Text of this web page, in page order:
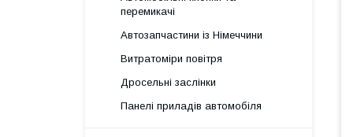
перемикачі
Автозапчастини із Німеччини
Витратоміри повітря
Дросельні заслінки
Панелі приладів автомобіля